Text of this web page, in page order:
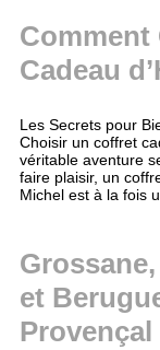
Cadeau
Les Secrets pour
Choisir un coffret
véritable aventure
faire plaisir, un
Michel est à la fois
et
Provençal